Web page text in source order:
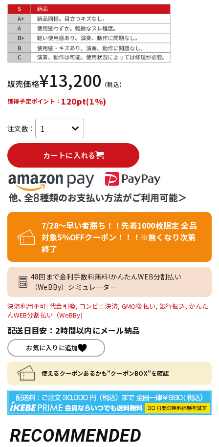
中古 ヴィンテージ
販売価格¥13,200 （税込）
獲得予定ポイント： 120pt(1%)
注文数：
カートに入れる
7/28～早い者勝ち！！先着1000枚限定 全品
対象5％OFFクーポン！！！※無くなり次第
終了
48回まで金利手数料無料!かんたんWEB分割払い
（WeBBy）シミュレーター
決済利用不可: 代金引換, コンビニ決済, GMO後払い, 銀行振込, かんた
んWEB分割払い（WeBBy)
配送日目安：2時間以内にメール納品
お気に入りに追加
使えるクーポンあるかも"クーポンBOX"を確認
RECOMMENDED